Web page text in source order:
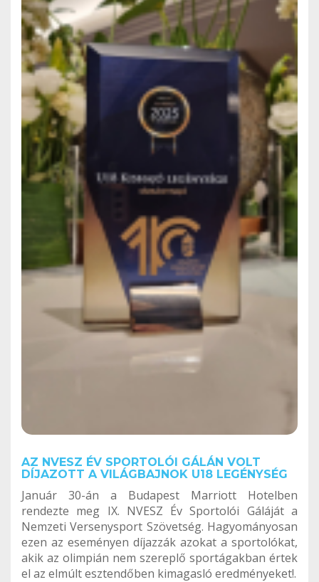
AZ NVESZ ÉV SPORTOLÓI GÁLÁN VOLT
DÍJAZOTT A VILÁGBAJNOK U18 LEGÉNYSÉG
Január 30-án a Budapest Marriott Hotelben
rendezte meg IX. NVESZ Év Sportolói Gáláját a
Nemzeti Versenysport Szövetség. Hagyományosan
ezen az eseményen díjazzák azokat a sportolókat,
akik az olimpián nem szereplő sportágakban értek
el az elmúlt esztendőben kimagasló eredményeket!.